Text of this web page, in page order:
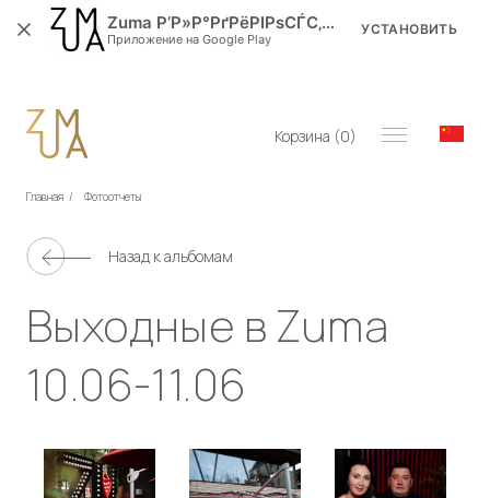
Корзина (0)
Главная / Фотоотчеты
Назад к альбомам
Выходные в Zuma
10.06-11.06
Zuma Р’Р»Р°РґРёРІРѕСЃС‚РѕРє
Приложение на Google Play
УСТАНОВИТЬ